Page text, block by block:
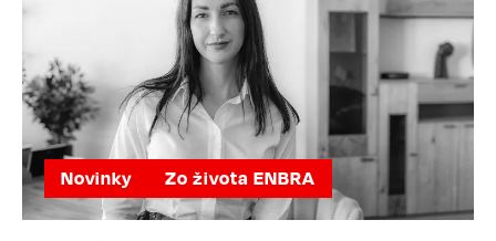
Novinky Zo života ENBRA